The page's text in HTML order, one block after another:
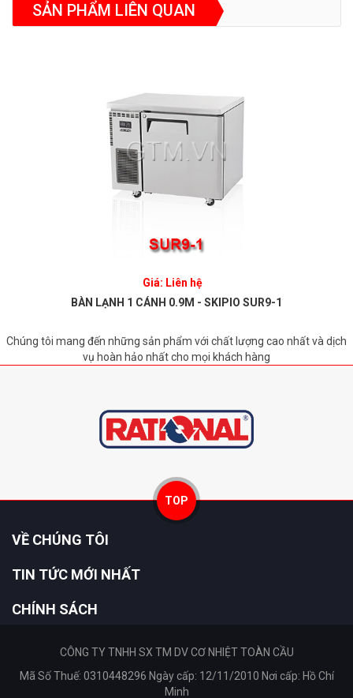
SẢN PHẨM LIÊN QUAN
Giá: Liên hệ
BÀN LẠNH 1 CÁNH 0.9M - SKIPIO SUR9-1
Chúng tôi mang đến những sản phẩm với chất lượng cao nhất và dịch
vụ hoàn hảo nhất cho mọi khách hàng
TOP
VỀ CHÚNG TÔI
TIN TỨC MỚI NHẤT
CHÍNH SÁCH
CÔNG TY TNHH SX TM DV CƠ NHIỆT TOÀN CẦU
Mã Số Thuế: 0310448296 Ngày cấp: 12/11/2010 Nơi cấp: Hồ Chí
Minh